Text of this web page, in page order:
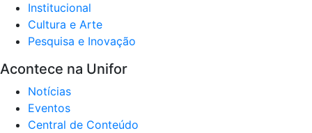
Institucional
Cultura e Arte
Pesquisa e Inovação
Acontece na Unifor
Notícias
Eventos
Central de Conteúdo